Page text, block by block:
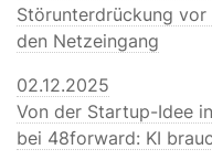
Störunterdrückung
den Netzeingang
02.12.2025
Von der Startup-Idee
bei 48forward: KI